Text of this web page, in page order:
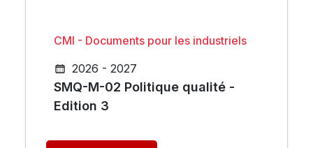
CMI - Documents pour les industriels
2026 - 2027
SMQ-M-02 Politique qualité -
Edition 3